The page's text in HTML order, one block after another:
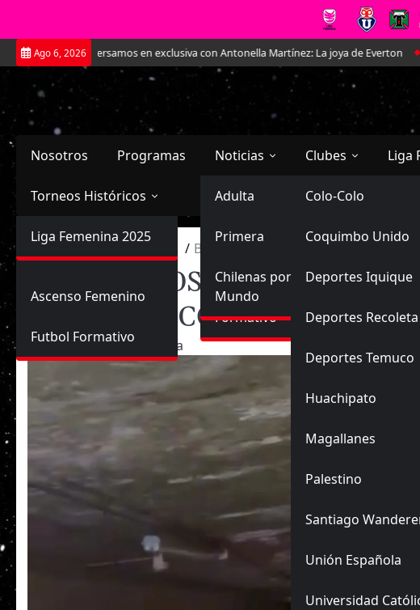
Saltar
al
contenido
Ago 6, 2026
en exclusiva con Antonella Martínez: La joya de Everton La Roja Femenina
Nosotros Programas Noticias
Selección Chilena
Adulta
Sub-20
Sub-17
Futbol Nacional
Primera
Ascenso
Formativo
Futbol Internacional
Chilenas por el
Mundo
Clubes
Primera
Colo-Colo
Coquimbo Unido
Deportes Iquique
Deportes Recoleta
Deportes Temuco
Huachipato
Magallanes
Palestino
Santiago
Unión Española
Universidad
Ascenso
Liga
Torneos Históricos
Primera División
Femenina
Liga Femenina 2025
Ascenso Femenino
Futbol Formativo
Inicio 2 BOCHORNOSA SITUACIÓN
BOCHORNOSA SITUACIÓN
COPIAPÓ Y COBRELOA
02/07/2024 Planeta